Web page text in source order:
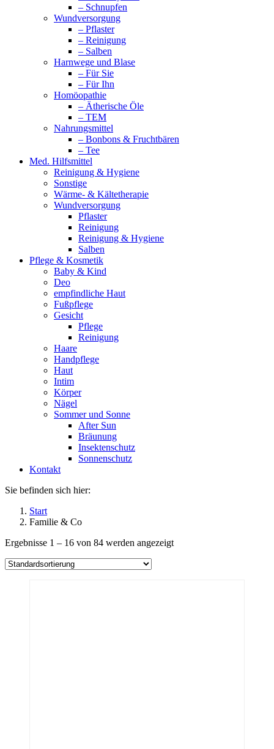
– Schnupfen
Wundversorgung
– Pflaster
– Reinigung
– Salben
Harnwege und Blase
– Für Sie
– Für Ihn
Homöopathie
– Ätherische Öle
– TEM
Nahrungsmittel
– Bonbons & Fruchtbären
– Tee
Med. Hilfsmittel
Reinigung & Hygiene
Sonstige
Wärme- & Kältetherapie
Wundversorgung
Pflaster
Reinigung
Reinigung & Hygiene
Salben
Pflege & Kosmetik
Baby & Kind
Deo
empfindliche Haut
Fußpflege
Gesicht
Pflege
Reinigung
Haare
Handpflege
Haut
Intim
Körper
Nägel
Sommer und Sonne
After Sun
Bräunung
Insektenschutz
Sonnenschutz
Kontakt
Sie befinden sich hier:
Start
Familie & Co
Ergebnisse 1 – 16 von 84 werden angezeigt